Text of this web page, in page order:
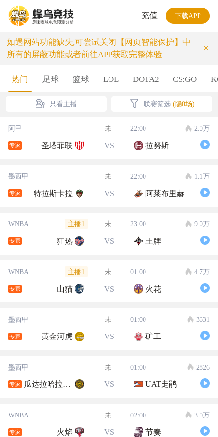
充值 下载APP
如遇网站功能缺失,可尝试关闭【网页智能保护】中
所有的屏蔽功能或者前往APP获取完整体验
×
热门 足球 篮球 LOL DOTA2 CS:GO
只看主播 联赛筛选 (隐0场)
阿甲 未 22:00 2.0万
专家 圣塔菲联 VS 拉努斯
墨西甲 未 22:00 1.1万
专家 特拉斯卡拉 VS 阿莱布里赫
WNBA 主播1 未 23:00 9.0万
专家 狂热 VS 王牌
WNBA 主播1 未 01:00 4.7万
专家 山猫 VS 火花
墨西甲 未 01:00 3631
专家 黄金河虎 VS 矿工
墨西甲 未 01:00 2826
专家 瓜达拉哈拉大学 VS UAT走鹃
WNBA 未 02:00 3.0万
专家 火焰 VS 节奏